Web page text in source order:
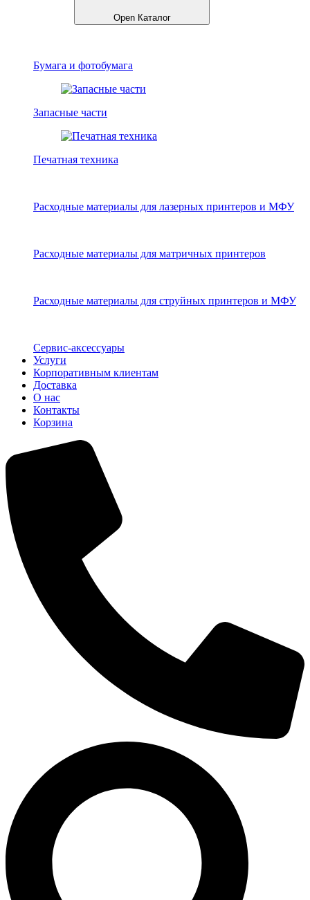
Open Каталог
Бумага и фотобумага
Запасные части
Печатная техника
Расходные материалы для лазерных принтеров и МФУ
Расходные материалы для матричных принтеров
Расходные материалы для струйных принтеров и МФУ
Сервис-аксессуары
Услуги
Корпоративным клиентам
Доставка
О нас
Контакты
Корзина